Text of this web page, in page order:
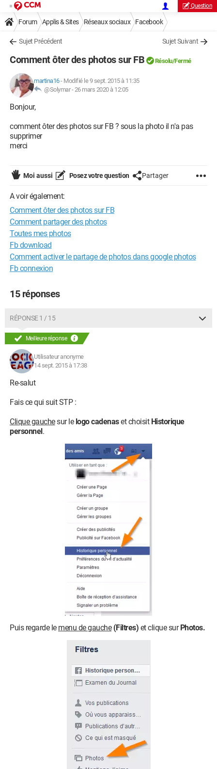
Question
Forum Applis & Sites Réseaux sociaux Facebook
Sujet Précédent Sujet Suivant
Comment ôter des photos sur FB Résolu/Fermé
martina16- Modifié le 9 sept. 2015 à 11:35
@Solymar -26 mars 2020 à 12:05
Bonjour,
comment ôter des photos sur FB ? sous la photo il n'a pas
supprimer
merci
Moi aussi Posez votre question Partager
A voir également:
Comment ôter des photos sur FB
Comment partager des photos
Toutes mes photos
Fb download
Comment activer le partage de photos dans google photos
Fb connexion
15 réponses
RÉPONSE 1 / 15
Meilleure réponse
Utilisateur anonyme
14 sept. 2015 à 17:38
Re-salut
Fais ce qui suit STP :
Clique gauchesur le logo cadenaset choisit Historique
personnel.
Puis regarde le menu de gauche (Filtres) et clique surPhotos.